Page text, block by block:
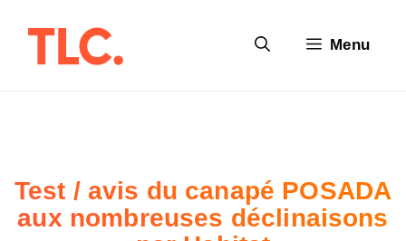
Menu
Test / avis du canapé POSADA
aux nombreuses déclinaisons